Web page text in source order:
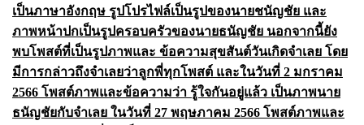
เป็นภาษาอังกฤษ รูปโปรไฟล์เป็นรูปของนายชนัญชัย และ
ภาพหน้าปกเป็นรูปครอบครัวของนายธนัญชัย นอกจากนี้ยัง
พบโพสต์ที่เป็นรูปภาพและ ข้อความสุขสันต์วันเกิดจําเลย โดย
มีการกล่าวถึงจําเลยว่าลูกพี่ทุกโพสต์ และในวันที่ 2 มกราคม
2566 โพสต์ภาพและข้อความว่า รู้ใจกันอยู่แล้ว เป็นภาพนาย
ธนัญชัยกับจําเลย ในวันที่ 27 พฤษภาคม 2566 โพสต์ภาพและ